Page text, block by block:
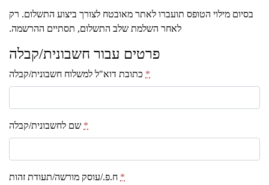
בסיום מילוי הטופס תועברו לאתר מאובטח לצורך ביצוע התשלום. רק
לאחר השלמת שלב התשלום, תסתיים ההרשמה.
פרטים עבור חשבונית/קבלה
כתובת דוא"ל למשלוח חשבונית/קבלה
שם לחשבונית/קבלה
ח.פ./עוסק מורשה/תעודת זהות